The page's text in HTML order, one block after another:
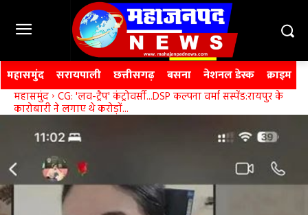
महासमुंद सरायपाली छत्तीसगढ़ बसना नेशनल डेस्क क्राइम
महासमुंद CG: 'लव-ट्रैप' कंट्रोवर्सी...DSP कल्पना वर्मा सस्पेंड:रायपुर के
कारोबारी ने लगाए थे करोड़ों...